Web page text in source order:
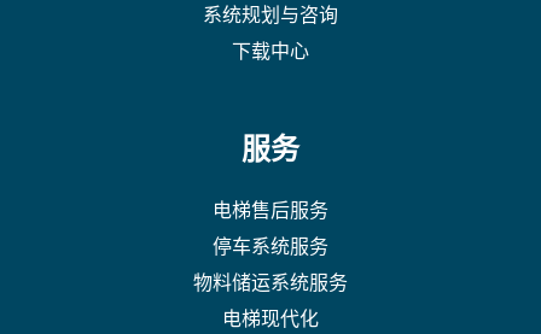
系统规划与咨询
下载中心
服务
电梯售后服务
停车系统服务
物料储运系统服务
电梯现代化